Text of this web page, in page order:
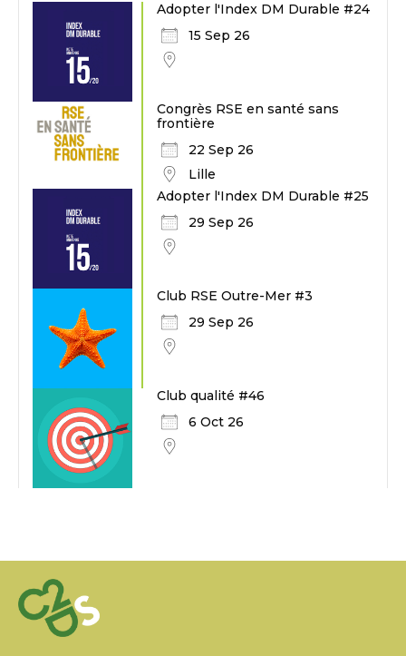
Adopter l'Index DM Durable #24
15 Sep 26
Congrès RSE en santé sans
frontière
22 Sep 26
Lille
Adopter l'Index DM Durable #25
29 Sep 26
Club RSE Outre-Mer #3
29 Sep 26
Club qualité #46
6 Oct 26